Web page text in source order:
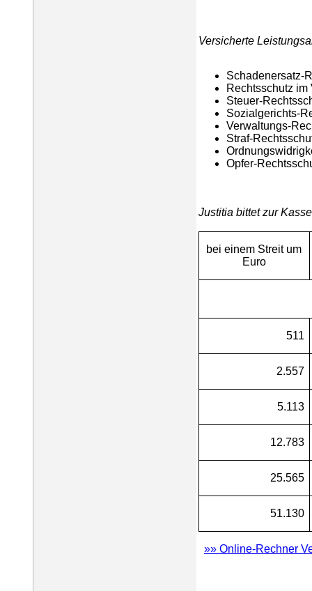
Versicherte
Schadenersatz-
Rechtsschutz im
Steuer-
Sozialgerichts-
Verwaltungs-
Straf-
Opfer-
Justitia bittet zur
bei einem Streit um
Euro
511
2.557
5.113
12.783
25.565
51.130
»» Online-Rechner